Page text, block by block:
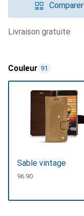
Comparer
livraison gratuite
Couleur 91
Sable vintage
CHF
96.90